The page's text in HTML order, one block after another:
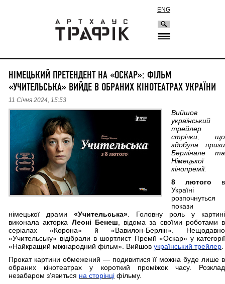
ENG
НІМЕЦЬКИЙ ПРЕТЕНДЕНТ НА «ОСКАР»: ФІЛЬМ
«УЧИТЕЛЬСЬКА» ВИЙДЕ В ОБРАНИХ КІНОТЕАТРАХ УКРАЇНИ
11 Січня 2024, 15:53
Вийшов
український
трейлер
стрічки, що
здобула призи
Берлінале та
Німецької
кінопремії.
8 лютого в
Україні
розпочнуться
покази
німецької драми «Учительська» . Головну роль у картині
виконала акторка Леоні Бенеш , відома за своїми роботами в
серіалах «Корона» й «Вавилон-Берлін». Нещодавно
«Учительську» відібрали в шортлист Премії «Оскар» у категорії
«Найкращий міжнародний фільм». Вийшов український трейлер
Прокат картини обмежений — подивитися її можна буде лише в
обраних кінотеатрах у короткий проміжок часу. Розклад
незабаром з’явиться на сторінці фільму.